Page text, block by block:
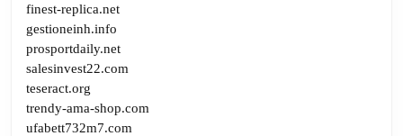
finest-replica.net
gestioneinh.info
prosportdaily.net
salesinvest22.com
teseract.org
trendy-ama-shop.com
ufabett732m7.com